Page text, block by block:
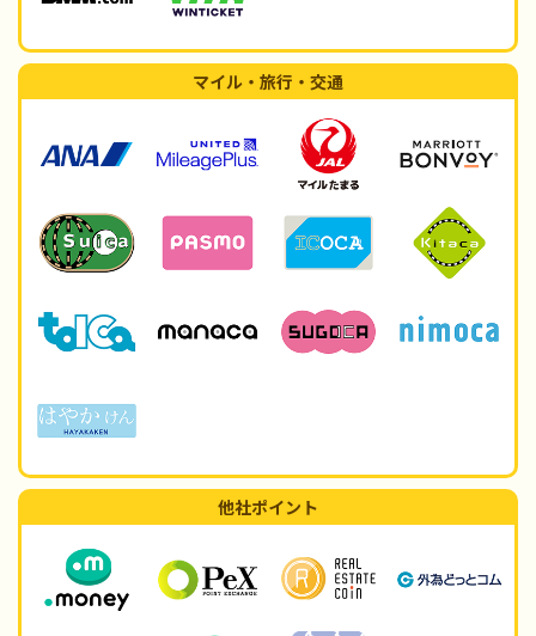
マイル・旅行・交通
他社ポイント